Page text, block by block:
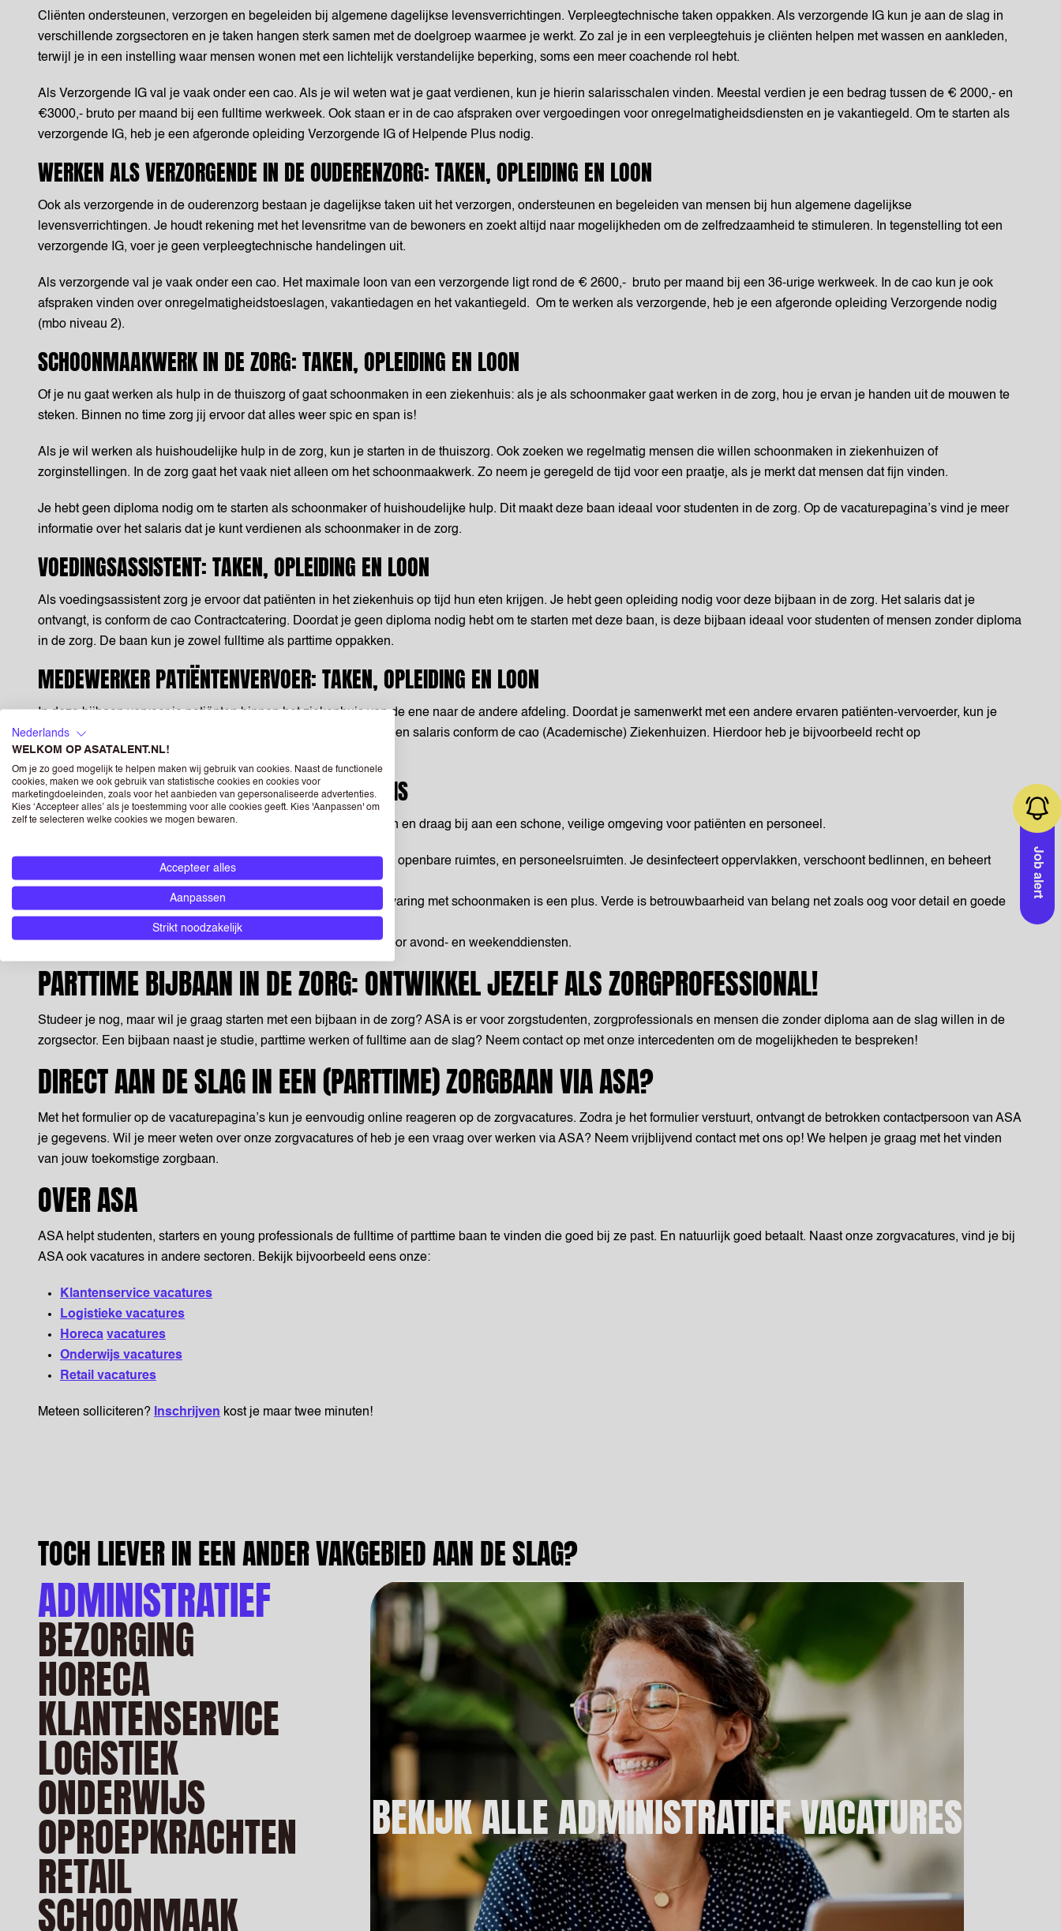
Job alert
Cliënten ondersteunen, verzorgen en begeleiden bij algemene dagelijkse levensverrichtingen. Verpleegtechnische taken oppakken. Als verzorgende IG kun je aan de slag in
verschillende zorgsectoren en je taken hangen sterk samen met de doelgroep waarmee je werkt. Zo zal je in een verpleegtehuis je cliënten helpen met wassen en aankleden,
terwijl je in een instelling waar mensen wonen met een lichtelijk verstandelijke beperking, soms een meer coachende rol hebt.
Als Verzorgende IG val je vaak onder een cao. Als je wil weten wat je gaat verdienen, kun je hierin salarisschalen vinden. Meestal verdien je een bedrag tussen de € 2000,- en
€3000,- bruto per maand bij een fulltime werkweek. Ook staan er in de cao afspraken over vergoedingen voor onregelmatigheidsdiensten en je vakantiegeld. Om te starten als
verzorgende IG, heb je een afgeronde opleiding Verzorgende IG of Helpende Plus nodig.
WERKEN ALS VERZORGENDE IN DE OUDERENZORG: TAKEN, OPLEIDING EN LOON
Ook als verzorgende in de ouderenzorg bestaan je dagelijkse taken uit het verzorgen, ondersteunen en begeleiden van mensen bij hun algemene dagelijkse
levensverrichtingen. Je houdt rekening met het levensritme van de bewoners en zoekt altijd naar mogelijkheden om de zelfredzaamheid te stimuleren. In tegenstelling tot een
verzorgende IG, voer je geen verpleegtechnische handelingen uit.
Als verzorgende val je vaak onder een cao. Het maximale loon van een verzorgende ligt rond de € 2600,- bruto per maand bij een 36-urige werkweek. In de cao kun je ook
afspraken vinden over onregelmatigheidstoeslagen, vakantiedagen en het vakantiegeld. Om te werken als verzorgende, heb je een afgeronde opleiding Verzorgende nodig
(mbo niveau 2).
SCHOONMAAKWERK IN DE ZORG: TAKEN, OPLEIDING EN LOON
Of je nu gaat werken als hulp in de thuiszorg of gaat schoonmaken in een ziekenhuis: als je als schoonmaker gaat werken in de zorg, hou je ervan je handen uit de mouwen te
steken. Binnen no time zorg jij ervoor dat alles weer spic en span is!
Als je wil werken als huishoudelijke hulp in de zorg, kun je starten in de thuiszorg. Ook zoeken we regelmatig mensen die willen schoonmaken in ziekenhuizen of
zorginstellingen. In de zorg gaat het vaak niet alleen om het schoonmaakwerk. Zo neem je geregeld de tijd voor een praatje, als je merkt dat mensen dat fijn vinden.
Je hebt geen diploma nodig om te starten als schoonmaker of huishoudelijke hulp. Dit maakt deze baan ideaal voor studenten in de zorg. Op de vacaturepagina’s vind je meer
informatie over het salaris dat je kunt verdienen als schoonmaker in de zorg.
VOEDINGSASSISTENT: TAKEN, OPLEIDING EN LOON
Als voedingsassistent zorg je ervoor dat patiënten in het ziekenhuis op tijd hun eten krijgen. Je hebt geen opleiding nodig voor deze bijbaan in de zorg. Het salaris dat je
ontvangt, is conform de cao Contractcatering. Doordat je geen diploma nodig hebt om te starten met deze baan, is deze bijbaan ideaal voor studenten of mensen zonder diploma
in de zorg. De baan kun je zowel fulltime als parttime oppakken.
MEDEWERKER PATIËNTENVERVOER: TAKEN, OPLEIDING EN LOON
In deze bijbaan vervoer je patiënten binnen het ziekenhuis van de ene naar de andere afdeling. Doordat je samenwerkt met een andere ervaren patiënten-vervoerder, kun je
direct starten. Als je gaat werken in een ziekenhuis, ontvang je een salaris conform de cao (Academische) Ziekenhuizen. Hierdoor heb je bijvoorbeeld recht op
onregelmatigheidstoeslagen.
VACATURES HUISHOUDELIJKE HULP ZIEKENHUIS
Ontdek onze vacatures voor huishoudelijke hulp in ziekenhuizen en draag bij aan een schone, veilige omgeving voor patiënten en personeel.
Taken: je zorgt voor het schoonmaken van patiëntenkamers, openbare ruimtes, en personeelsruimten. Je desinfecteert oppervlakken, verschoont bedlinnen, en beheert
afvalstoffen.
Vaardigheden: er is geen formele opleiding vereist, maar ervaring met schoonmaken is een plus. Verde is betrouwbaarheid van belang net zoals oog voor detail en goede
communicatieve vaardigheden.
Loon: salaris is volgens het cao, met mogelijke toeslagen voor avond- en weekenddiensten.
PARTTIME BIJBAAN IN DE ZORG: ONTWIKKEL JEZELF ALS ZORGPROFESSIONAL!
Studeer je nog, maar wil je graag starten met een bijbaan in de zorg? ASA is er voor zorgstudenten, zorgprofessionals en mensen die zonder diploma aan de slag willen in de
zorgsector. Een bijbaan naast je studie, parttime werken of fulltime aan de slag? Neem contact op met onze intercedenten om de mogelijkheden te bespreken!
DIRECT AAN DE SLAG IN EEN (PARTTIME) ZORGBAAN VIA ASA?
Met het formulier op de vacaturepagina’s kun je eenvoudig online reageren op de zorgvacatures. Zodra je het formulier verstuurt, ontvangt de betrokken contactpersoon van ASA
je gegevens. Wil je meer weten over onze zorgvacatures of heb je een vraag over werken via ASA? Neem vrijblijvend contact met ons op! We helpen je graag met het vinden
van jouw toekomstige zorgbaan.
OVER ASA
ASA helpt studenten, starters en young professionals de fulltime of parttime baan te vinden die goed bij ze past. En natuurlijk goed betaalt. Naast onze zorgvacatures, vind je bij
ASA ook vacatures in andere sectoren. Bekijk bijvoorbeeld eens onze:
Klantenservice vacatures
Logistieke vacatures
Horeca vacatures
Onderwijs vacatures
Retail vacatures
Meteen solliciteren? Inschrijven kost je maar twee minuten!
TOCH LIEVER IN EEN ANDER VAKGEBIED AAN DE SLAG?
ADMINISTRATIEF
BEZORGING
HORECA
KLANTENSERVICE
LOGISTIEK
ONDERWIJS
OPROEPKRACHTEN
RETAIL
SCHOONMAAK
BEKIJK ALLE ADMINISTRATIEF VACATURES
Nederlands
WELKOM OP ASATALENT.NL!
Om je zo goed mogelijk te helpen maken wij gebruik van cookies. Naast de functionele
cookies, maken we ook gebruik van statistische cookies en cookies voor
marketingdoeleinden, zoals voor het aanbieden van gepersonaliseerde advertenties.
Kies ‘Accepteer alles’ als je toestemming voor alle cookies geeft. Kies 'Aanpassen' om
zelf te selecteren welke cookies we mogen bewaren.
Accepteer alles
Aanpassen
Strikt noodzakelijk